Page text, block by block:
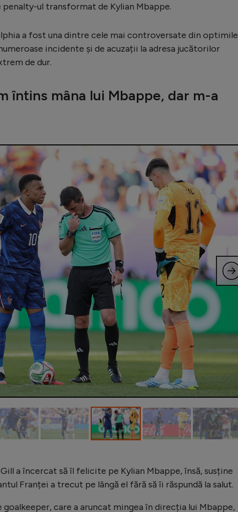
penalty-ul transformat de Kylian Mbappe.
a fost una dintre cele mai controversate din optimile
incidente și de acuzații la adresa jucătorilor
de dur.
întins mâna lui Mbappe, dar m-a
a încercat să îl felicite pe Kylian Mbappe, însă, susține
Franței a trecut pe lângă el fără să îi răspundă la salut.
care a aruncat mingea în direcția lui Mbappe,